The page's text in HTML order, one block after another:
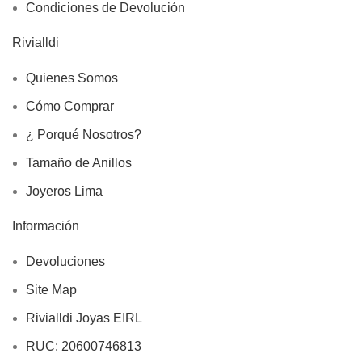
Condiciones de Devolución
Rivialldi
Quienes Somos
Cómo Comprar
¿ Porqué Nosotros?
Tamaño de Anillos
Joyeros Lima
Información
Devoluciones
Site Map
Rivialldi Joyas EIRL
RUC: 20600746813